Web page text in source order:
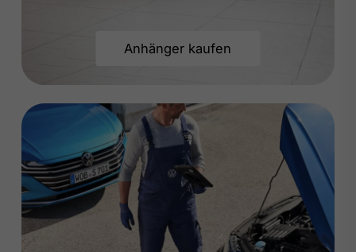
Anhänger kaufen